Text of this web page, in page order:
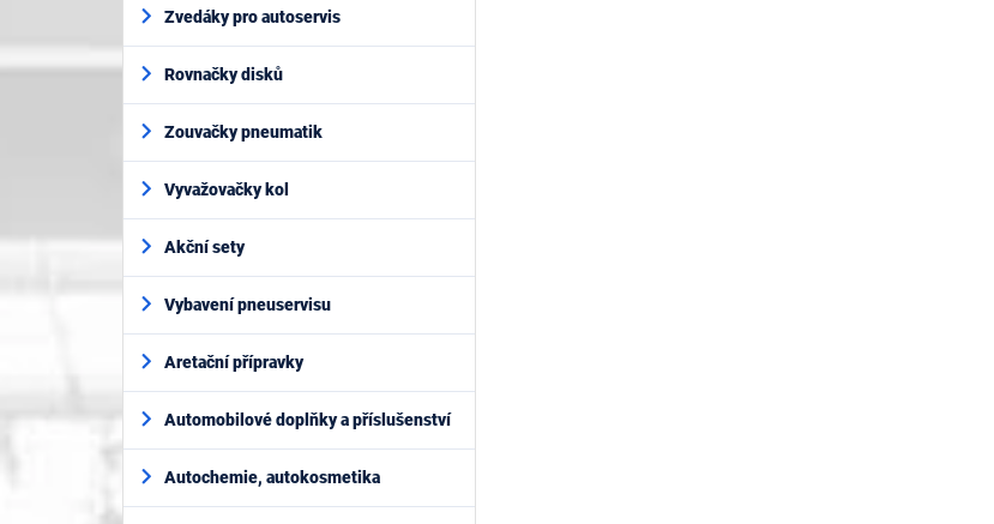
í
e
Zvedáky pro autoservis
Rovnačky disků
Zouvačky pneumatik
Vyvažovačky kol
Akční sety
Vybavení pneuservisu
Aretační přípravky
Automobilové doplňky a příslušenství
Autochemie, autokosmetika